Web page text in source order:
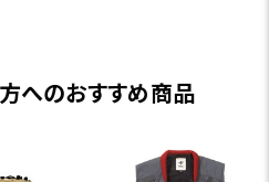
へのおすすめ商品